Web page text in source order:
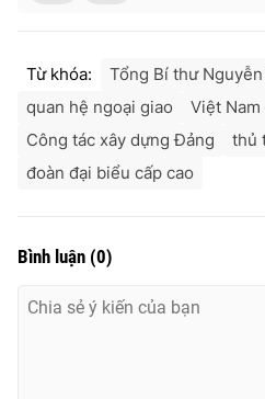
Từ khóa:
Tổng Bí thư
quan hệ ngoại giao
Việt Nam
Công tác xây dựng Đảng
thủ
đoàn đại biểu cấp cao
Bình luận (0)